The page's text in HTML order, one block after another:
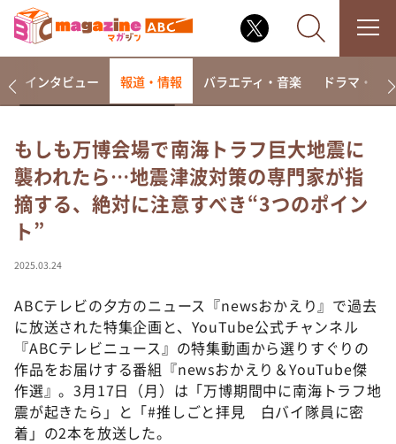
なるみ・岡村の過ぎるTV
相席食堂
～人生密着トークバラエティ！～ やすとものいたっ
て真剣です
探偵！ナイトスクープ
news おかえり
河合＆A.B.C-Z塚田×福井アナ「なんでやねん！？」
（news おかえり）
DAIGOも台所 ～きょうの献立 何にする？～
本日はダイアンなり！シーズン２
インタビュー 報道・情報 バラエティ・音楽 ドラマ・映画
もしも万博会場で南海トラフ巨大地震に
襲われたら…地震津波対策の専門家が指
摘する、絶対に注意すべき“3つのポイン
ト”
2025.03.24
ABCテレビの夕方のニュース『newsおかえり』で過去
に放送された特集企画と、YouTube公式チャンネル
『ABCテレビニュース』の特集動画から選りすぐりの
作品をお届けする番組『newsおかえり＆YouTube傑
作選』。3月17日（月）は「万博期間中に南海トラフ地
震が起きたら」と「#推しごと拝見 白バイ隊員に密
着」の2本を放送した。